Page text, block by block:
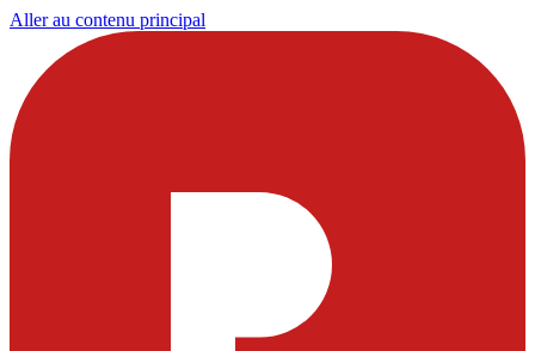
Aller au contenu principal